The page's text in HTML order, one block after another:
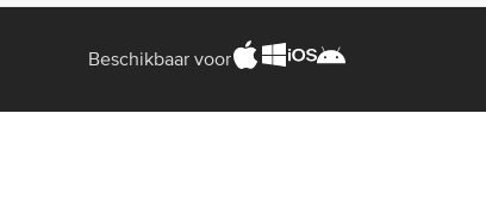
Beschikbaar voor